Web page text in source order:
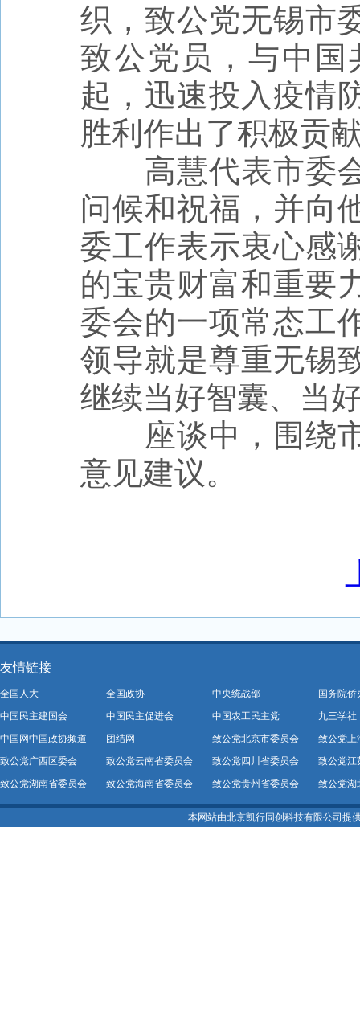
织，致公党无锡市
致公党员，与中
起，迅速投入疫情
胜利作出了积极贡
高慧代表市委
问候和祝福，并向
委工作表示衷心感
的宝贵财富和重要
委会的一项常态工
领导就是尊重无锡
继续当好智囊、当
座谈中，围绕
意见建议。
友情链接
全国人大 全国政协 中央统战部
国务院侨
中国民主建国会
中国民主促进会 中国农工民主党
九三学社
中国网中国政协频道
团结网 致公党北京市委员会
致公党上
致公党广西区委会
致公党云南省委员会 致公党四川省委员会
致公党江
致公党湖南省委员会
致公党海南省委员会 致公党贵州省委员会 致公党湖
本网站由北京凯行同创科技有限公司提